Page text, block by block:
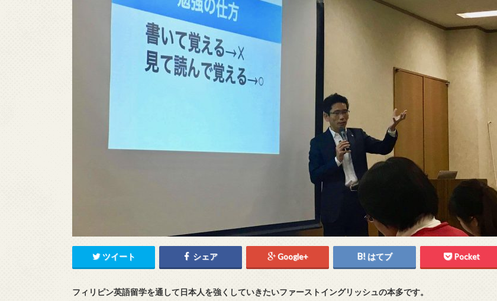
ツイート シェア Google+ はてブ Pocket
フィリピン英語留学を通して日本人を強くしていきたいファーストイングリッシュの本多です。